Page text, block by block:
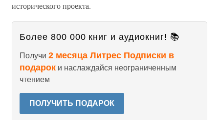
исторического проекта.
Более 800 000 книг и аудиокниг! 📚
Получи 2 месяца Литрес Подписки в
подарок и наслаждайся неограниченным
чтением
ПОЛУЧИТЬ ПОДАРОК